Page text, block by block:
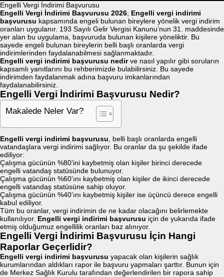
Engelli Vergi İndirimi Başvurusu
Engelli Vergi İndirimi Başvurusu 2026; Engelli vergi indirimi
başvurusu kapsamında engeli bulunan bireylere yönelik vergi indirim
oranları uygulanır. 193 Sayılı Gelir Vergisi Kanunu’nun 31. maddesinde
yer alan bu uygulama, başvuruda bulunan kişilere yöneliktir. Bu
sayede engeli bulunan bireylerin belli başlı oranlarda vergi
indirimlerinden faydalanabilmesi sağlanmaktadır.
Engelli vergi indirimi başvurusu nedirve nasıl yapılır gibi soruların
kapsamlı yanıtlarını bu rehberimizde bulabilirsiniz. Bu sayede
indirimden faydalanmak adına başvuru imkanlarından
faydalanabilirsiniz.
Engelli Vergi İndirimi Başvurusu Nedir?
Makalede Neler Var?
Engelli vergi indirimi başvurusu , belli başlı oranlarda engelli
vatandaşlara vergi indirimi sağlıyor. Bu oranlar da şu şekilde ifade
ediliyor:
Çalışma gücünün %80’ini kaybetmiş olan kişiler birinci derecede
engelli vatandaş statüsünde bulunuyor.
Çalışma gücünün %60’ını kaybetmiş olan kişiler de ikinci derecede
engelli vatandaş statüsüne sahip oluyor.
Çalışma gücünün %40’ını kaybetmiş kişiler ise üçüncü derece engelli
kabul ediliyor.
Tüm bu oranlar, vergi indirimin de ne kadar olacağını belirlemekte
kullanılıyor. Engelli vergi indirimi başvurusu için de yukarıda ifade
etmiş olduğumuz engellilik oranları baz alınıyor.
Engelli Vergi İndirimi Başvurusu İçin Hangi
Raporlar Geçerlidir?
Engelli vergi indirimi başvurusu yapacak olan kişilerin sağlık
kurumlarından aldıkları rapor ile başvuru yapmaları şarttır. Bunun için
de Merkez Sağlık Kurulu tarafından değerlendirilen bir rapora sahip